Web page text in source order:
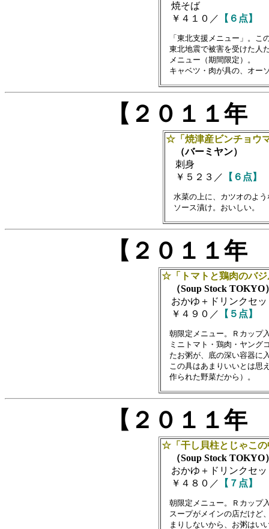
焼そば
￥４１０／
【６点】
「東北支援メニュー」。こ
東北地震で被害を受けた人
メニュー（期間限定）。
【２０１１
☆「焼津産ビンチョウ
（バーミヤン）
刺身
￥５２３／ 【６点】
水菜の上に、カツオのよ
【２０１１
☆「トマトと鶏肉のバジ
（Soup Stock TOKYO
おかゆ＋ドリンクセッ
￥４９０／
【５点】
朝限定メニュー。Ｒカップ
ミニトマト・鶏肉・ヤング
たお粥が、底の深い容器に
この具はあまりいいとは思
【２０１１
☆「干し貝柱とじゃこの
（Soup Stock TOKYO
おかゆ＋ドリンクセッ
￥４８０／
【７点】
朝限定メニュー。Ｒカップ
スープがメインの店だけど
まりしないから、お粥はい